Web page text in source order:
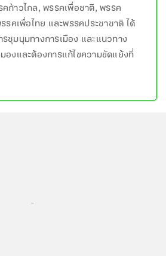
ก้าวไกล, พรรคเพื่อชาติ, พรรค
รคเพื่อไทย และพรรคประชาชาติ ได้
ชุมนุมทางการเมือง และแนวทาง
องและต้องการแก้ไขความขัดแย้งที่
...